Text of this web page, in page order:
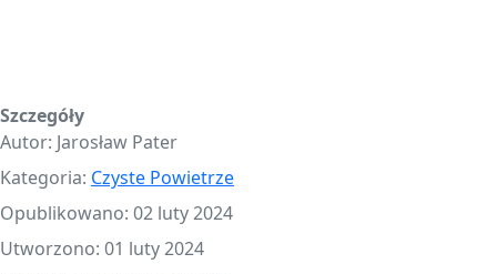
Szczegóły
Autor: Jarosław Pater
Kategoria: Czyste Powietrze
Opublikowano: 02 luty 2024
Utworzono: 01 luty 2024